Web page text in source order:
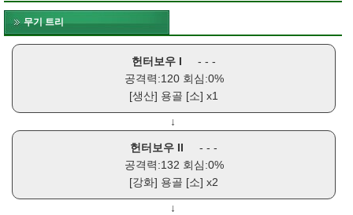
무기 트리
헌터보우 I
- - -
공격력:120 회심:0%
[생산] 용골 [소] x1
↓
헌터보우 II
- - -
공격력:132 회심:0%
[강화] 용골 [소] x2
↓